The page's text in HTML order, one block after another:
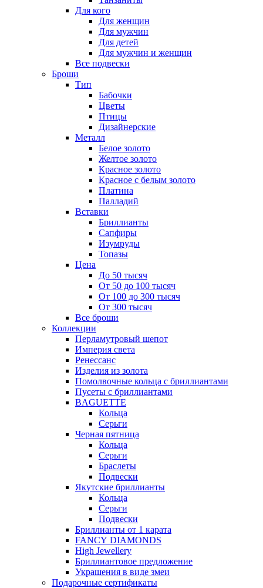
Для кого
Для женщин
Для мужчин
Для детей
Для мужчин и женщин
Все подвески
Броши
Тип
Бабочки
Цветы
Птицы
Дизайнерские
Металл
Белое золото
Желтое золото
Красное золото
Красное с белым золото
Платина
Палладий
Вставки
Бриллианты
Сапфиры
Изумруды
Топазы
Цена
До 50 тысяч
От 50 до 100 тысяч
От 100 до 300 тысяч
От 300 тысяч
Все броши
Коллекции
Перламутровый шепот
Империя света
Ренессанс
Изделия из золота
Помолвочные кольца с бриллиантами
Пусеты с бриллиантами
BAGUETTE
Кольца
Серьги
Черная пятница
Кольца
Серьги
Браслеты
Подвески
Якутские бриллианты
Кольца
Серьги
Подвески
Бриллианты от 1 карата
FANCY DIAMONDS
High Jewellery
Бриллиантовое предложение
Украшения в виде змеи
Подарочные сертификаты